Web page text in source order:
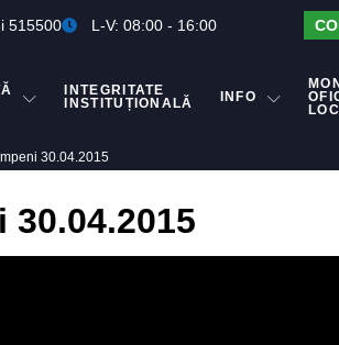
515500 L-V: 08:00 - 16:00
INTEGRITATE
INSTITUȚIONALĂ
INFO
30.04.2015